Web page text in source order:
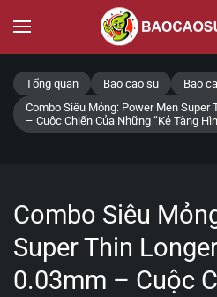
Skip to main content
Tổng quan Bao cao su
Bao
Combo Siêu Mỏng: Power Men Super
– Cuộc Chiến Của Những “Kẻ Tàng
Combo Siêu
Super Thin
0.03mm – Cuộc